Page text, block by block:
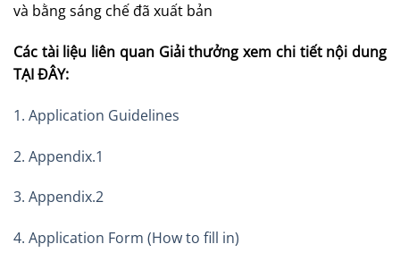
và bằng sáng chế đã xuất bản
Các tài liệu liên quan Giải thưởng xem chi tiết nội dung
TẠI ĐÂY:
1. Application Guidelines
2. Appendix.1
3. Appendix.2
4. Application Form (How to fill in)